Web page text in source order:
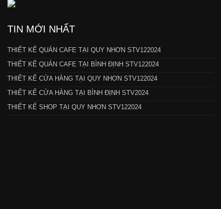
TIN MỚI NHẤT
THIẾT KẾ QUÁN CAFE TẠI QUY NHƠN STV122024
THIẾT KẾ QUÁN CAFE TẠI BÌNH ĐỊNH STV122024
THIẾT KẾ CỬA HÀNG TẠI QUY NHƠN STV122024
THIẾT KẾ CỬA HÀNG TẠI BÌNH ĐỊNH STV2024
THIẾT KẾ SHOP TẠI QUY NHƠN STV122024